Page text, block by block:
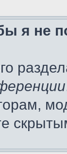
я не